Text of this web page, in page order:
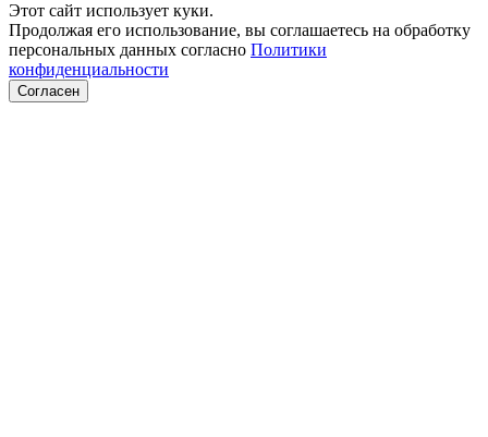
Этот сайт использует куки.
Продолжая его использование, вы соглашаетесь на обработку
персональных данных согласно Политики
конфиденциальности
Согласен